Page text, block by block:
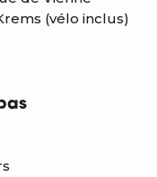
(vélo inclus)